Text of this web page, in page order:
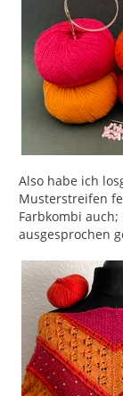
Also habe ich
Musterstreifen
Farbkombi
ausgesprochen